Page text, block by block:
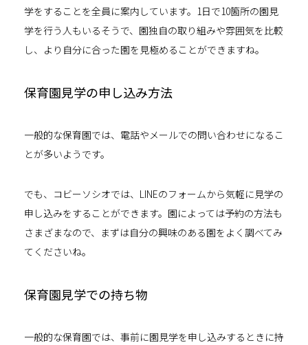
学をすることを全員に案内しています。1日で10箇所の園見
学を行う人もいるそうで、園独自の取り組みや雰囲気を比較
し、より自分に合った園を見極めることができますね。
保育園見学の申し込み方法
一般的な保育園では、電話やメールでの問い合わせになるこ
とが多いようです。
でも、コビーソシオでは、LINEのフォームから気軽に見学の
申し込みをすることができます。園によっては予約の方法も
さまざまなので、まずは自分の興味のある園をよく調べてみ
てくださいね。
保育園見学での持ち物
一般的な保育園では、事前に園見学を申し込みするときに持